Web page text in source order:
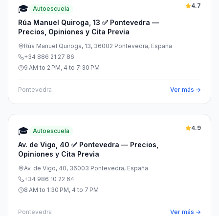
🎓 Autoescuela
Rúa Manuel Quiroga, 13 ✅ Pontevedra —
Precios, Opiniones y Cita Previa
4.7
Rúa Manuel Quiroga, 13, 36002 Pontevedra, España
+34 886 21 27 86
9 AM to 2 PM, 4 to 7:30 PM
Pontevedra Ver más →
🎓 Autoescuela
Av. de Vigo, 40 ✅ Pontevedra — Precios,
Opiniones y Cita Previa
4.9
Av. de Vigo, 40, 36003 Pontevedra, España
+34 986 10 22 64
8 AM to 1:30 PM, 4 to 7 PM
Pontevedra Ver más →